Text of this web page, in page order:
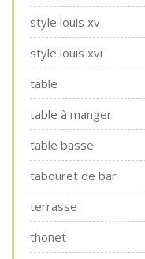
style louis xv
style louis xvi
table
table à manger
table basse
tabouret de bar
terrasse
thonet